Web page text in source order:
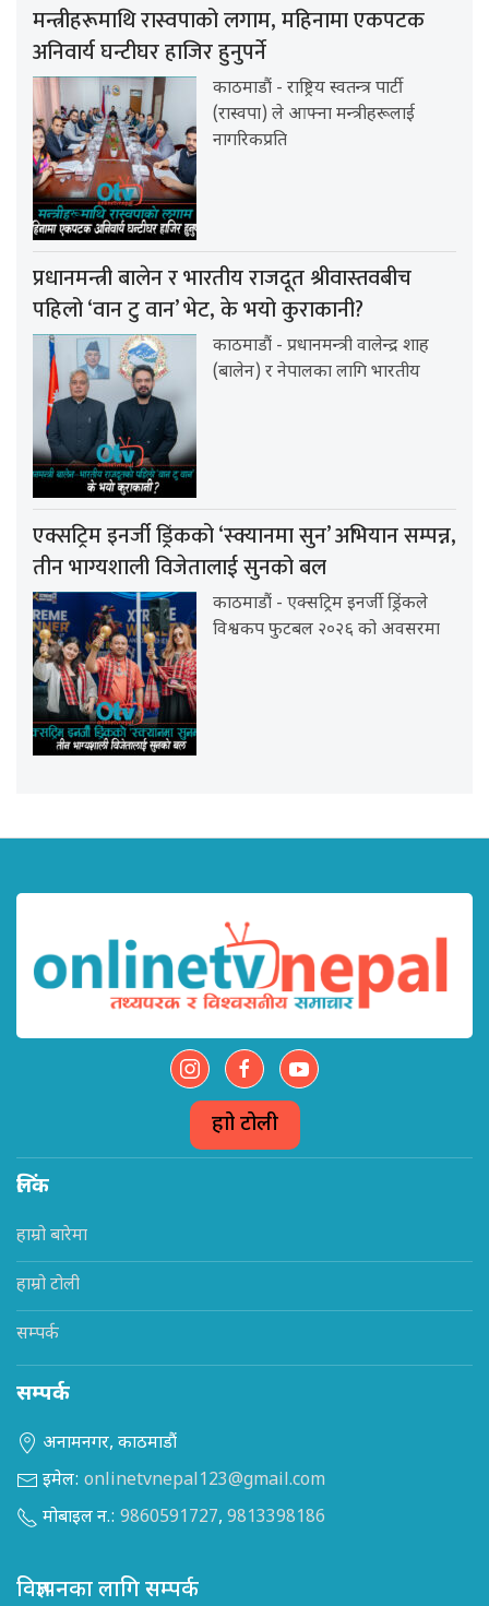
मन्त्रीहरूमाथि रास्वपाको लगाम, महिनामा एकपटक
अनिवार्य घन्टीघर हाजिर हुनुपर्ने
काठमाडौं - राष्ट्रिय स्वतन्त्र पार्टी
(रास्वपा) ले आफ्ना मन्त्रीहरूलाई
नागरिकप्रति
प्रधानमन्त्री बालेन र भारतीय राजदूत श्रीवास्तवबीच
पहिलो ‘वान टु वान’ भेट, के भयो कुराकानी?
काठमाडौं - प्रधानमन्त्री वालेन्द्र शाह
(बालेन) र नेपालका लागि भारतीय
एक्सट्रिम इनर्जी ड्रिंकको ‘स्क्यानमा सुन’ अभियान सम्पन्न,
तीन भाग्यशाली विजेतालाई सुनको बल
काठमाडौं - एक्सट्रिम इनर्जी ड्रिंकले
विश्वकप फुटबल २०२६ को अवसरमा
हाम्रो टोली
लिंक
हाम्रो बारेमा
हाम्रो टोली
सम्पर्क
सम्पर्क
अनामनगर, काठमाडौं
इमेल: onlinetvnepal123@gmail.com
मोबाइल न.: 9860591727, 9813398186
विज्ञापनका लागि सम्पर्क